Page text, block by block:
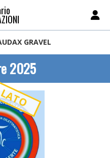
GRAVEL
2025